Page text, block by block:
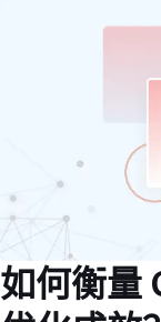
如何衡量